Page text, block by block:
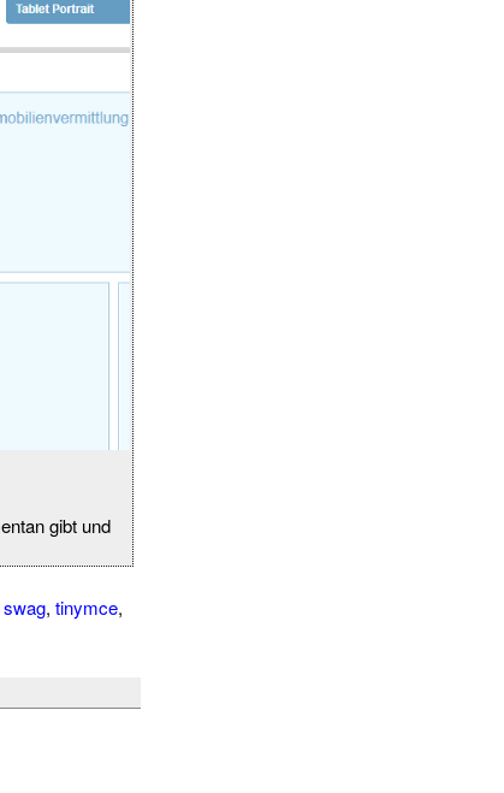
gibt und
swag, tinymce,